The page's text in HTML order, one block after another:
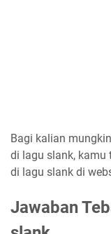
Bagi kalian
di lagu slank, kamu
di lagu slank di
Jawaban